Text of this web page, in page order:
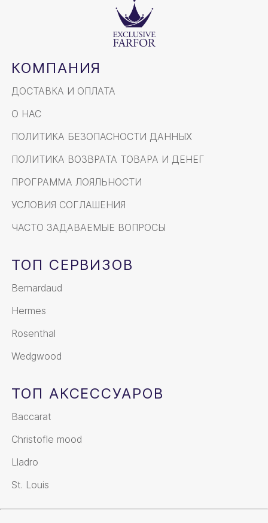
КОМПАНИЯ
ДОСТАВКА И ОПЛАТА
О НАС
ПОЛИТИКА БЕЗОПАСНОСТИ ДАННЫХ
ПОЛИТИКА ВОЗВРАТА ТОВАРА И ДЕНЕГ
ПРОГРАММА ЛОЯЛЬНОСТИ
УСЛОВИЯ СОГЛАШЕНИЯ
ЧАСТО ЗАДАВАЕМЫЕ ВОПРОСЫ
ТОП СЕРВИЗОВ
Bernardaud
Hermes
Rosenthal
Wedgwood
ТОП АКСЕССУАРОВ
Baccarat
Christofle mood
Lladro
St. Louis